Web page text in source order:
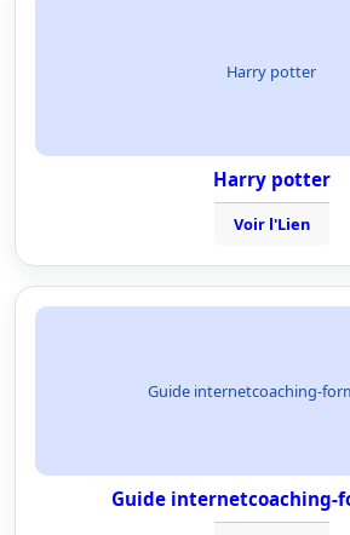
Harry potter
Harry potter
Voir l'Lien
Guide internetcoaching-
Guide internetcoaching-